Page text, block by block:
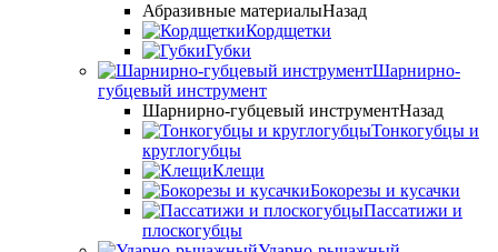
Абразивные материалыНазад
Кордщетки
Губки
Шарнирно-
губцевый инструмент
Шарнирно-губцевый инструментНазад
Тонкогубцы и
круглогубцы
Клещи
Бокорезы и кусачки
Пассатижи и
плоскогубцы